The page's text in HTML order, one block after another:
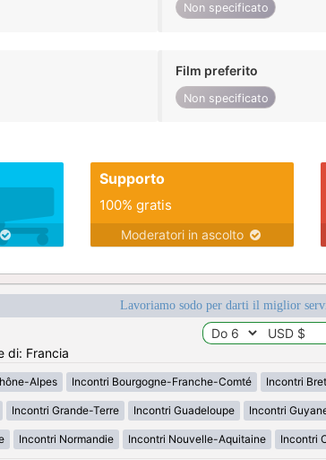
Non specificato
Film preferito
Non specificato
Supporto
100% gratis
Moderatori in ascolto
Lavoriamo sodo per darti il miglior
di: Francia
Alpes Incontri Bourgogne-Franche-Comté Incontri
Incontri Grande-Terre Incontri Guadeloupe Incontri
Incontri Normandie Incontri Nouvelle-Aquitaine Incontri